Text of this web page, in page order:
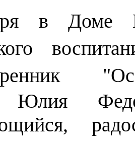
в Доме
Юлия